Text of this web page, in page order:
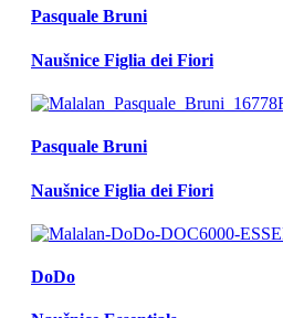
Pasquale Bruni
Naušnice Figlia dei Fiori
Pasquale Bruni
Naušnice Figlia dei Fiori
DoDo